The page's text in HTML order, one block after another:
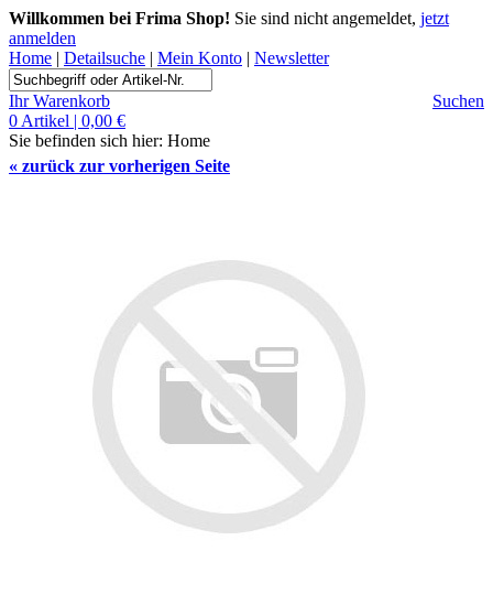
Willkommen bei Frima Shop! Sie sind nicht angemeldet, jetzt
anmelden
Home | Detailsuche | Mein Konto | Newsletter
Suchen
Ihr Warenkorb
0 Artikel | 0,00 €
Sie befinden sich hier: Home
« zurück zur vorherigen Seite